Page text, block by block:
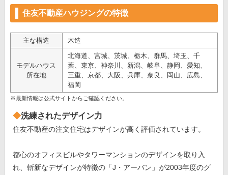
住友不動産ハウジングの特徴
主な構造 木造
モデルハウス
所在地
北海道、宮城、茨城、栃木、群馬、埼玉、千
葉、東京、神奈川、新潟、岐阜、静岡、愛知、
三重、京都、大阪、兵庫、奈良、岡山、広島、
福岡
※最新情報は公式サイトからご確認ください。
洗練されたデザイン力
住友不動産の注文住宅はデザインが高く評価されています。
都心のオフィスビルやタワーマンションのデザインを取り入
れ、斬新なデザインが特徴の「J・アーバン」が2003年度のグ